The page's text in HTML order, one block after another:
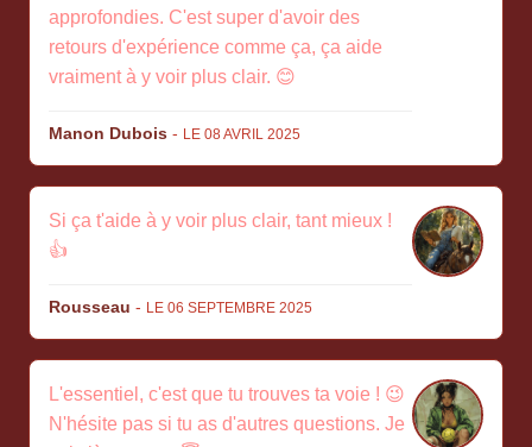
approfondies. C'est super d'avoir des
retours d'expérience comme ça, ça aide
vraiment à y voir plus clair. 😊
Manon Dubois - LE 08 AVRIL 2025
Si ça t'aide à y voir plus clair, tant mieux !
👍
Rousseau - LE 06 SEPTEMBRE 2025
L'essentiel, c'est que tu trouves ta voie ! 😉
N'hésite pas si tu as d'autres questions. Je